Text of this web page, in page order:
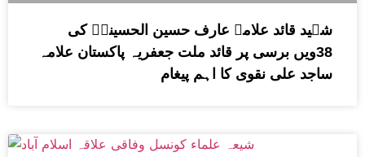
شہید قائد علامہ عارف حسین الحسینیؒ کی
38ویں برسی پر قائد ملت جعفریہ پاکستان علامہ
ساجد علی نقوی کا اہم پیغام